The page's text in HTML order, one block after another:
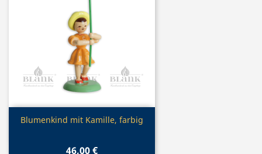
Vorschau
Blumenkind mit Kamille, farbig
46,00 €